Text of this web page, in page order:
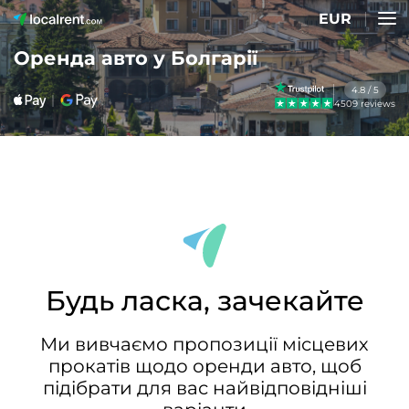
EUR
Оренда авто у Болгарії
4.8 / 5
4509 reviews
Будь ласка, зачекайте
Ми вивчаємо пропозиції місцевих
прокатів щодо оренди авто, щоб
підібрати для вас найвідповідніші